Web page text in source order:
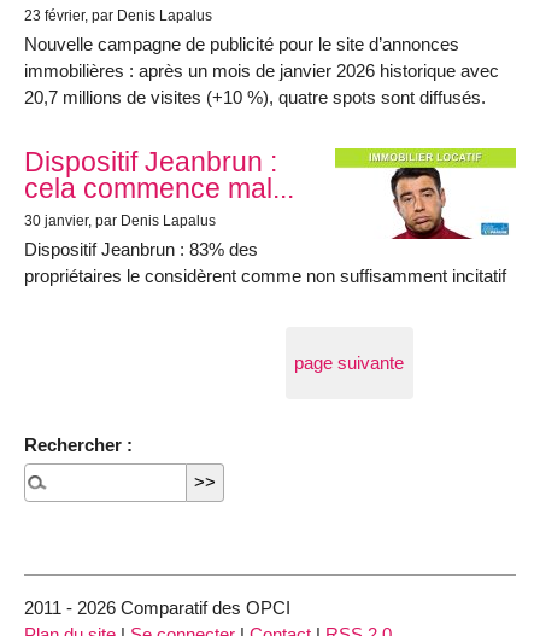
23 février, par Denis Lapalus
Nouvelle campagne de publicité pour le site d’annonces
immobilières : après un mois de janvier 2026 historique avec
20,7 millions de visites (+10 %), quatre spots sont diffusés.
Dispositif Jeanbrun :
cela commence mal...
30 janvier, par Denis Lapalus
Dispositif Jeanbrun : 83% des
propriétaires le considèrent comme non suffisamment incitatif
page suivante
Rechercher :
2011 - 2026 Comparatif des OPCI